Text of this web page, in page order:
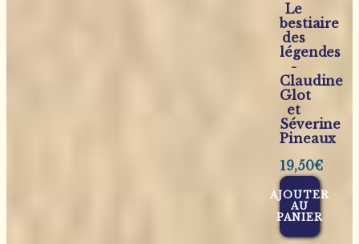
Le
bestiaire
des
légendes
-
Claudine
Glot
et
Séverine
Pineaux
19,50€
AJOUTER
AU
PANIER